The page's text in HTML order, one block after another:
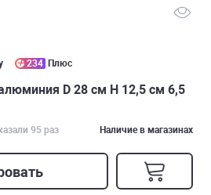
234 Плюс
D 28 см H 12,5 см 6,5
95 раз Наличие в магазинах